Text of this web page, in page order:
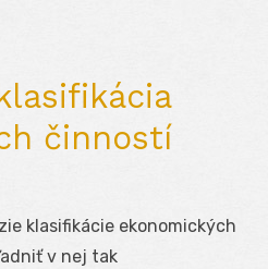
činností
klasifikácie ekonomických
v nej tak